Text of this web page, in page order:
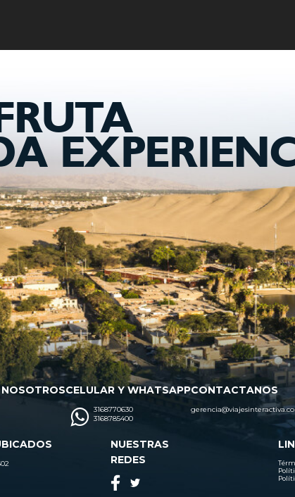
CELULAR Y WHATSAPP
3168770630
3168785400
CONTACTANOS
NUESTRAS
REDES